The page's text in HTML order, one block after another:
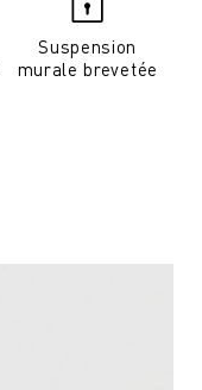
Suspension
murale brevetée